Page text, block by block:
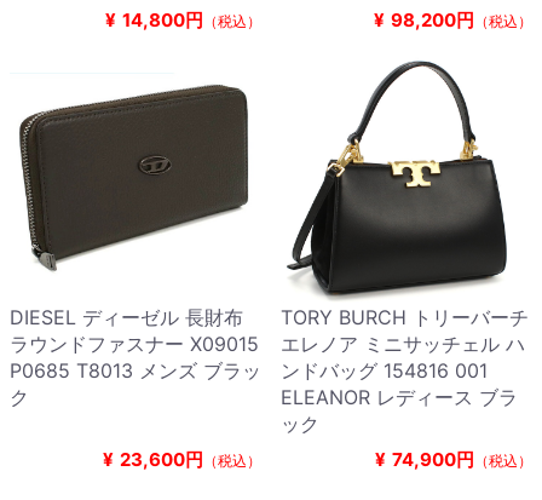
¥ 14,800円 （税込） ¥ 98,200円 （税込）
DIESEL ディーゼル 長財布
ラウンドファスナー X09015
P0685 T8013 メンズ ブラッ
ク
¥ 23,600円 （税込）
TORY BURCH トリーバーチ
エレノア ミニサッチェル ハ
ンドバッグ 154816 001
ELEANOR レディース ブラ
ック
¥ 74,900円 （税込）